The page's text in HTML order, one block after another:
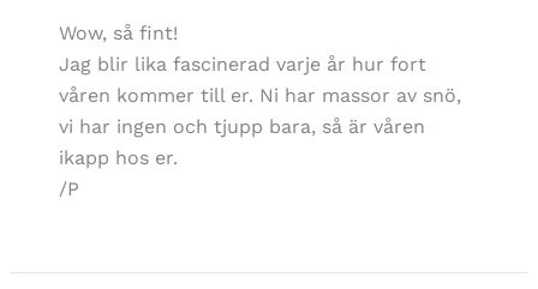
Wow, så fint!
Jag blir lika fascinerad varje år hur fort
våren kommer till er. Ni har massor av snö,
vi har ingen och tjupp bara, så är våren
ikapp hos er.
/P